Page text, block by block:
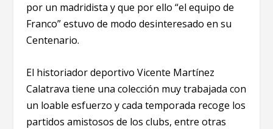
por un madridista y que por ello “el equipo de
Franco” estuvo de modo desinteresado en su
Centenario.
El historiador deportivo Vicente Martínez
Calatrava tiene una colección muy trabajada con
un loable esfuerzo y cada temporada recoge los
partidos amistosos de los clubs, entre otras